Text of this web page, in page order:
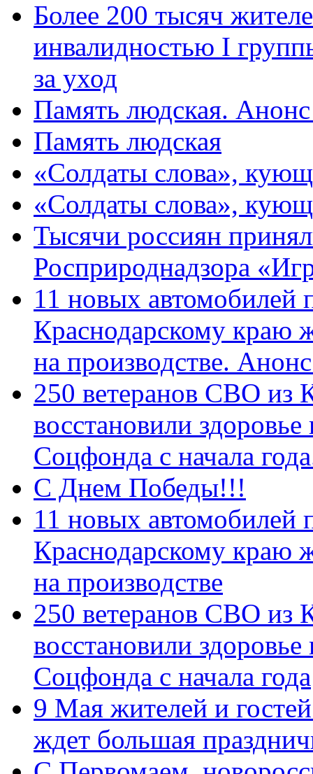
Более 200 тысяч
инвалидностью I
за уход
Память людская.
Память людская
«Солдаты слова»,
«Солдаты слова»,
Тысячи россиян
Росприроднадзора
11 новых автомобилей
Краснодарскому краю
на производстве.
250 ветеранов СВО из
восстановили
Соцфонда с начала
С Днем Победы!!!
11 новых автомобилей
Краснодарскому краю
на производстве
250 ветеранов СВО из
восстановили
Соцфонда с начала года
9 Мая жителей и
ждет большая